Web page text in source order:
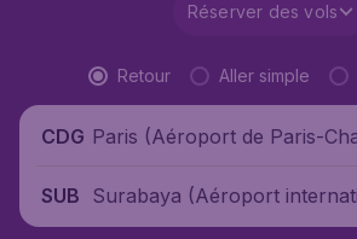
Réserver des vols
Retour Aller simple
CDG Paris (Aéroport de Paris-
SUB Surabaya (Aéroport
abaya), Indonésie